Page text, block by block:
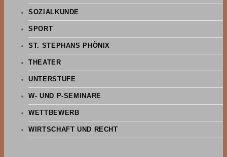
SOZIALKUNDE
SPORT
ST. STEPHANS PHÖNIX
THEATER
UNTERSTUFE
W- UND P-SEMINARE
WETTBEWERB
WIRTSCHAFT UND RECHT